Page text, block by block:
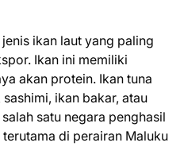
ikan laut yang paling
Ikan ini memiliki
akan protein. Ikan tuna
ikan bakar, atau
satu negara penghasil
di perairan Maluku